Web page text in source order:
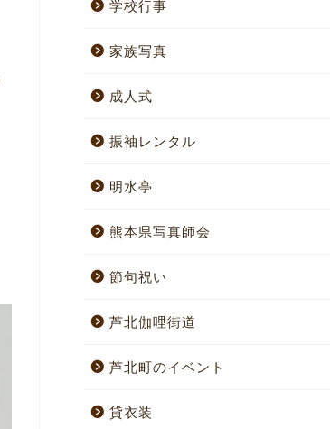
学校行事
家族写真
成人式
振袖レンタル
明水亭
熊本県写真師会
節句祝い
芦北伽哩街道
芦北町のイベント
貸衣装